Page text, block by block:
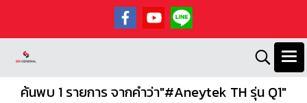
ค้นพบ 1 รายการ จากคำว่า"#Aneytek TH รุ่น Q1"